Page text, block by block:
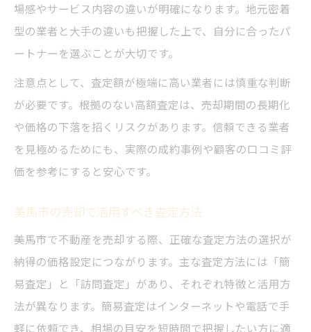
場感やサービス内容の違いが明確になります。地元密着
型の業者と大手の違いも把握した上で、自分に合ったパ
ートナーを選ぶことが大切です。
注意点として、査定額が極端に高い業者には慎重な判断
が必要です。根拠のない高額査定は、売却期間の長期化
や価格の下落を招くリスクがあります。信頼できる業者
を見極めるためにも、実際の成約事例や顧客の口コミ評
価を参考にすると安心です。
美馬市の売却で活用すべき査定方法
美馬市で不動産を売却する際、正確な査定方法の選択が
納得の価格設定につながります。主な査定方法には「簡
易査定」と「訪問査定」があり、それぞれ特徴と活用方
法が異なります。簡易査定はインターネットや電話で手
軽に依頼でき、相場の目安を短時間で把握したい方に適